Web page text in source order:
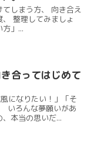
しまう方、 向き合え
整理してみましょ
」...
合ってはじめて
になりたい！」「そ
いろんな夢願いがあ
本当の思いだ...